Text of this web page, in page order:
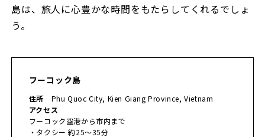
島は、旅人に心豊かな時間をもたらしてくれるでしょ
う。
フーコック島
住所 Phu Quoc City, Kien Giang Province, Vietnam
アクセス
フーコック空港から市内まで
・タクシー 約25〜35分